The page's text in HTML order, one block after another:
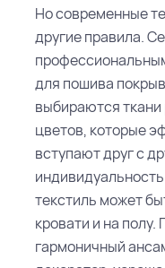
Но современные
другие правила.
для пошива
выбираются ткани
цветов, которые
вступают друг с
текстиль может
кровати и на полу.
гармоничный